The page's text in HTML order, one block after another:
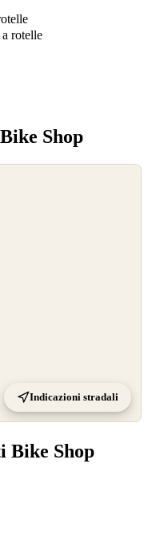
rotelle
Shop
Indicazioni stradali
Bike Shop